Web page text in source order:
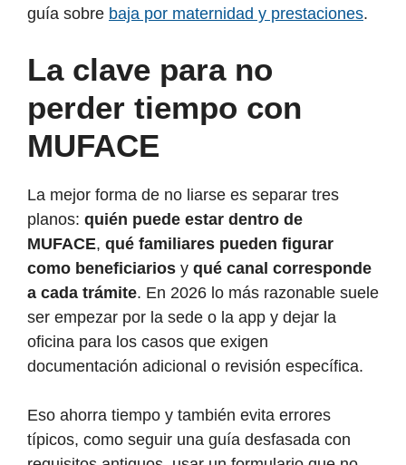
guía sobre baja por maternidad y prestaciones.
La clave para no
perder tiempo con
MUFACE
La mejor forma de no liarse es separar tres
planos: quién puede estar dentro de
MUFACE, qué familiares pueden figurar
como beneficiarios y qué canal corresponde
a cada trámite. En 2026 lo más razonable suele
ser empezar por la sede o la app y dejar la
oficina para los casos que exigen
documentación adicional o revisión específica.
Eso ahorra tiempo y también evita errores
típicos, como seguir una guía desfasada con